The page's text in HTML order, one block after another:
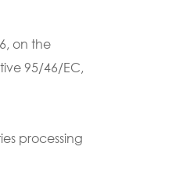
on the
95/46/EC,
processing